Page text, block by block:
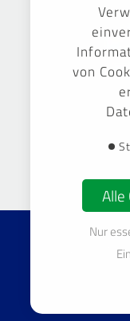
Gestaltung &
© 2026 TOP
von
Alle
Nur